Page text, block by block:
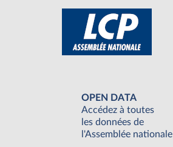
OPEN DATA
Accédez à toutes
les données de
l'Assemblée nationale